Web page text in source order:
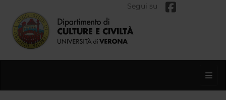
Segui su